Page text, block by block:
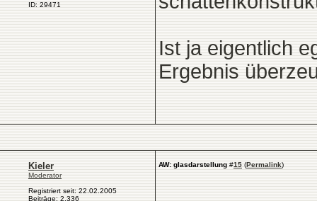
ID: 29471
Ist ja eigentlich
Ergebnis
Kieler
Moderator
Registriert seit: 22.02.2005
Beiträge: 2.336
AW: glasdarstellung #15 (Permalink)